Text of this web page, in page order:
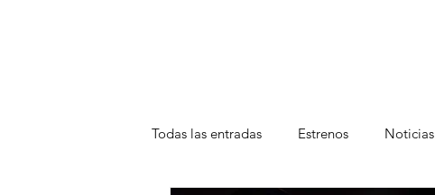
Todas las entradas Estrenos Noticias